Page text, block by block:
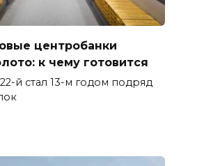
центробанки
к чему готовится
й стал 13-м годом подряд